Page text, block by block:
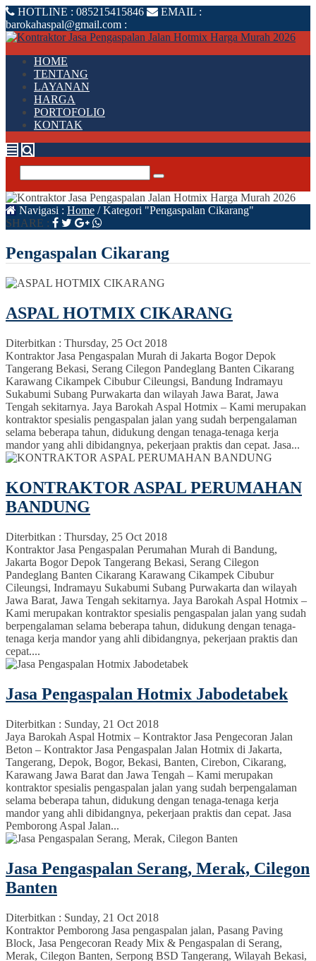
HOTLINE : 085215415846
EMAIL :
barokahaspal@gmail.com :
HOME
TENTANG
LAYANAN
HARGA
PORTOFOLIO
KONTAK
Navigasi : Home /Kategori "Pengaspalan Cikarang"
SHARE :
Pengaspalan Cikarang
ASPAL HOTMIX CIKARANG
Diterbitkan : Thursday, 25 Oct 2018
Kontraktor Jasa Pengaspalan Murah di Jakarta Bogor Depok
Tangerang Bekasi, Serang Cilegon Pandeglang Banten Cikarang
Karawang Cikampek Cibubur Cileungsi, Bandung Indramayu
Sukabumi Subang Purwakarta dan wilayah Jawa Barat, Jawa
Tengah sekitarnya. Jaya Barokah Aspal Hotmix – Kami merupakan
kontraktor spesialis pengaspalan jalan yang sudah berpengalaman
selama beberapa tahun, didukung dengan tenaga-tenaga kerja
mandor yang ahli dibidangnya, pekerjaan praktis dan cepat. Jasa...
KONTRAKTOR ASPAL PERUMAHAN
BANDUNG
Diterbitkan : Thursday, 25 Oct 2018
Kontraktor Jasa Pengaspalan Perumahan Murah di Bandung,
Jakarta Bogor Depok Tangerang Bekasi, Serang Cilegon
Pandeglang Banten Cikarang Karawang Cikampek Cibubur
Cileungsi, Indramayu Sukabumi Subang Purwakarta dan wilayah
Jawa Barat, Jawa Tengah sekitarnya. Jaya Barokah Aspal Hotmix –
Kami merupakan kontraktor spesialis pengaspalan jalan yang sudah
berpengalaman selama beberapa tahun, didukung dengan tenaga-
tenaga kerja mandor yang ahli dibidangnya, pekerjaan praktis dan
cepat....
Jasa Pengaspalan Hotmix Jabodetabek
Diterbitkan : Sunday, 21 Oct 2018
Jaya Barokah Aspal Hotmix – Kontraktor Jasa Pengecoran Jalan
Beton – Kontraktor Jasa Pengaspalan Jalan Hotmix di Jakarta,
Tangerang, Depok, Bogor, Bekasi, Banten, Cirebon, Cikarang,
Karawang Jawa Barat dan Jawa Tengah – Kami merupakan
kontraktor spesialis pengaspalan jalan yang sudah berpengalaman
selama beberapa tahun, didukung dengan tenaga-tenaga kerja
mandor yang ahli dibidangnya, pekerjaan praktis dan cepat. Jasa
Pemborong Aspal Jalan...
Jasa Pengaspalan Serang, Merak, Cilegon
Banten
Diterbitkan : Sunday, 21 Oct 2018
Kontraktor Pemborong Jasa pengaspalan jalan, Pasang Paving
Block, Jasa Pengecoran Ready Mix & Pengaspalan di Serang,
Merak, Cilegon Banten, Serpong BSD Tangerang, Wilayah Bekasi,